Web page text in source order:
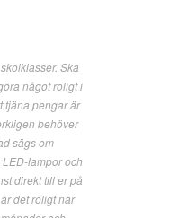
Ska
något roligt i
tjäna pengar är
behöver
sägs om
lampor och
direkt till er på
det roligt när